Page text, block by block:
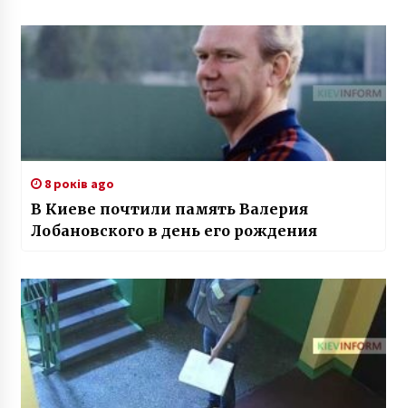
8 років ago
В Киеве почтили память Валерия
Лобановского в день его рождения